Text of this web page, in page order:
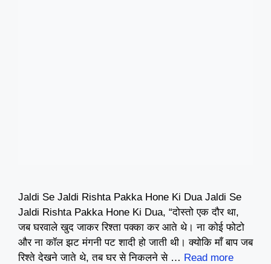
Jaldi Se Jaldi Rishta Pakka Hone Ki Dua Jaldi Se
Jaldi Rishta Pakka Hone Ki Dua, “दोस्तो एक दौर था,
जब घरवाले खुद जाकर रिश्ता पक्का कर आते थे। ना कोई फोटो
और ना कॉल झट मंगनी पट शादी हो जाती थी। क्योकि माँ बाप जब
रिश्ते देखने जाते थे, तब घर से निकलने से … Read more